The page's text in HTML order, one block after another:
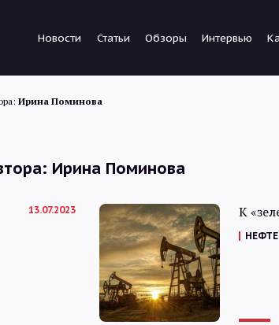
Новости Статьи Обзоры Интервью
Ирина Поминова
Ирина Поминова
13.07.2023 К